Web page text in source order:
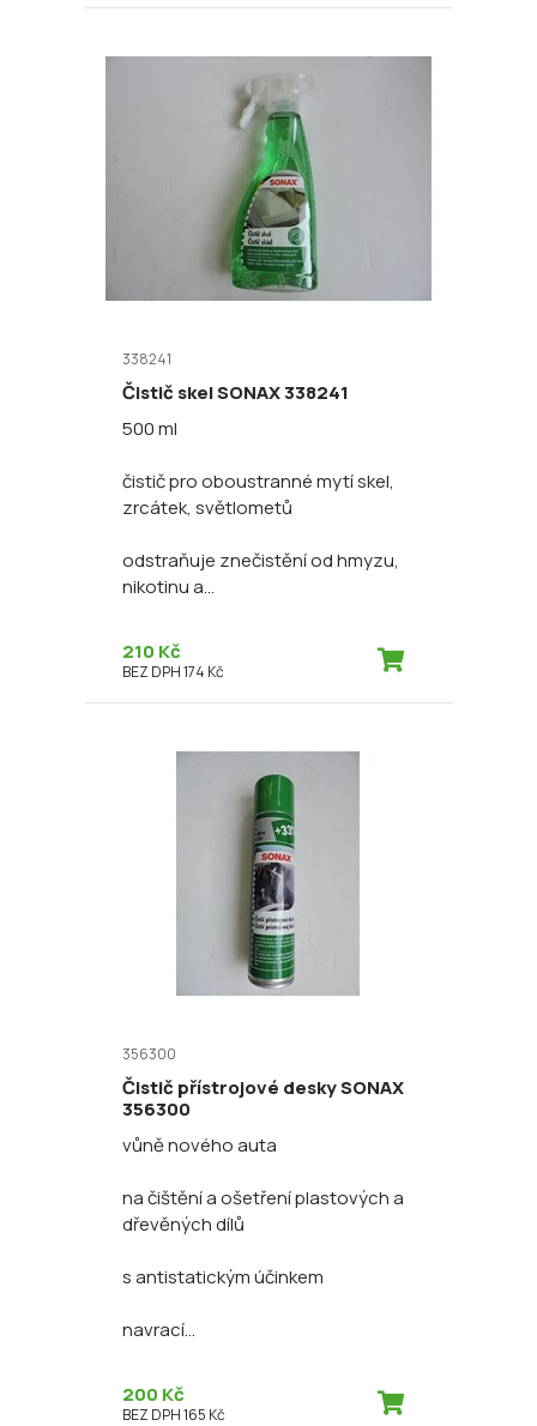
338241
Čistič skel SONAX 338241
500 ml
čistič pro oboustranné mytí skel,
zrcátek, světlometů
odstraňuje znečistění od hmyzu,
nikotinu a...
210 Kč
BEZ DPH 174 Kč
356300
Čistič přístrojové desky SONAX
356300
vůně nového auta
na čištění a ošetření plastových a
dřevěných dílů
s antistatickým účinkem
navrací...
200 Kč
BEZ DPH 165 Kč